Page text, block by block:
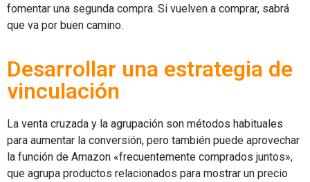
fomentar una segunda compra. Si vuelven a comprar, sabrá
que va por buen camino.
Desarrollar una estrategia de
vinculación
La venta cruzada y la agrupación son métodos habituales
para aumentar la conversión, pero también puede aprovechar
la función de Amazon «frecuentemente comprados juntos»,
que agrupa productos relacionados para mostrar un precio